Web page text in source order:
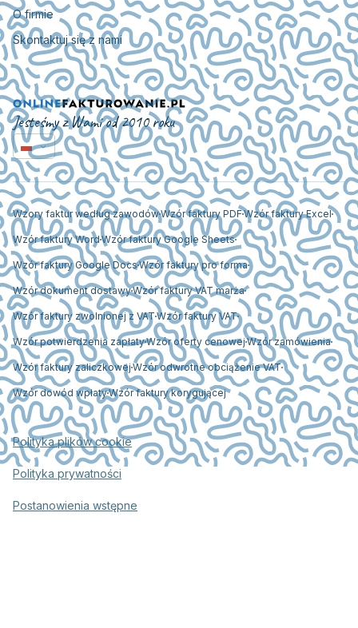
O firmie
Skontaktuj się z nami
Jesteśmy z Wami od 2010 roku
Wzory faktur według zawodówWzór faktury PDFWzór faktury Excel
Wzór faktury Word Wzór faktury Google Sheets
Wzór faktury Google DocsWzór faktury pro forma
Wzór dokument dostawyWzór faktury VAT marża
Wzór faktury zwolnionej z VAT Wzór faktury VAT
Wzór potwierdzenia zapłatyWzór oferty cenowej Wzór zamówienia
Wzór faktury zaliczkowej Wzór odwrotne obciążenie VAT
Wzór dowód wpłatyWzór faktury korygującej
Polityka plików cookie
Polityka prywatności
Postanowienia wstępne